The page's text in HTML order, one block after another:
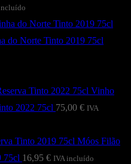
do Norte Tinto 2019 75cl
Vinho
2022 75cl 75,00 € IVA
Móos Filão
75cl 16,95 € IVA incluído